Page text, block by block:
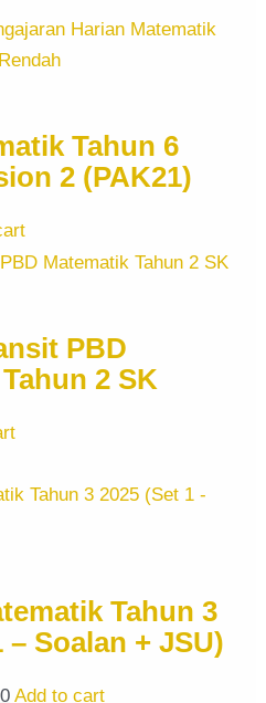
Tahun 6
2 (PAK21)
PBD
2 SK
Tahun 3
– Soalan + JSU)
Add to cart